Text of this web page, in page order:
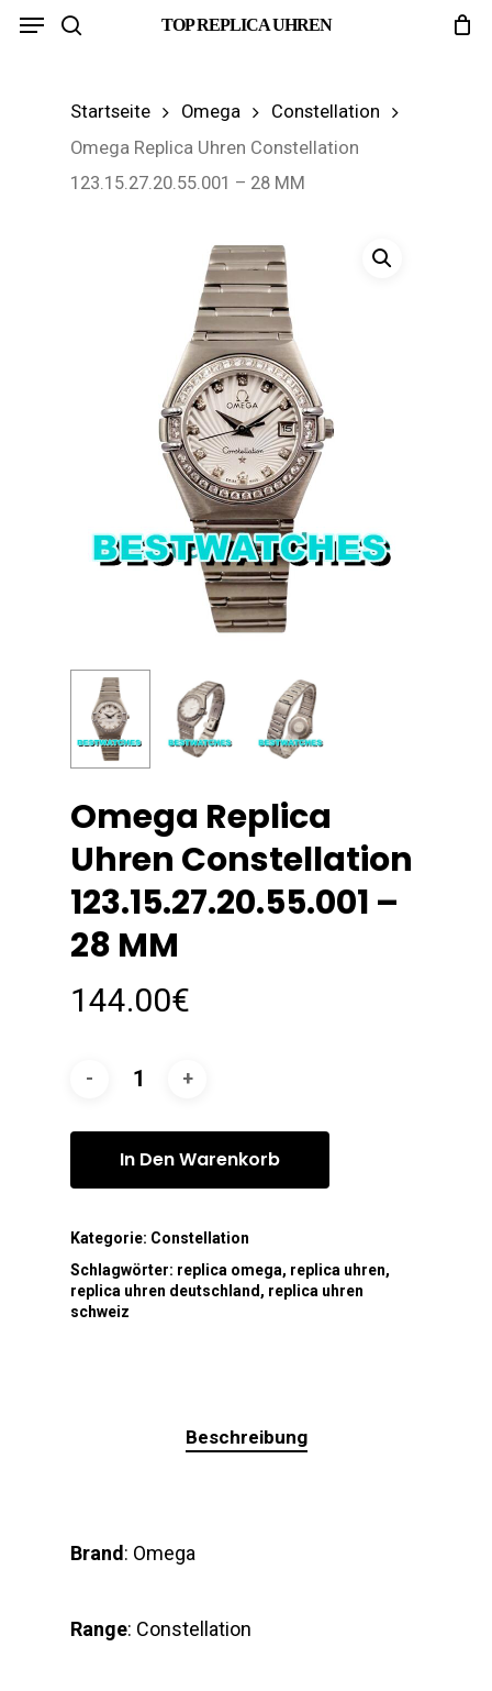
Skip
TOP REPLICA UHREN
Menu
Startseite Omega
Constellation
Omega Replica Uhren Constellation
123.15.27.20.55.001 – 28 MM
Omega Replica
Uhren Constellation
123.15.27.20.55.001 –
28 MM
144.00€
In Den Warenkorb
Kategorie: Constellation
Schlagwörter: replica omega, replica uhren,
replica uhren deutschland , replica uhren
schweiz
Beschreibung
Brand: Omega
Range: Constellation